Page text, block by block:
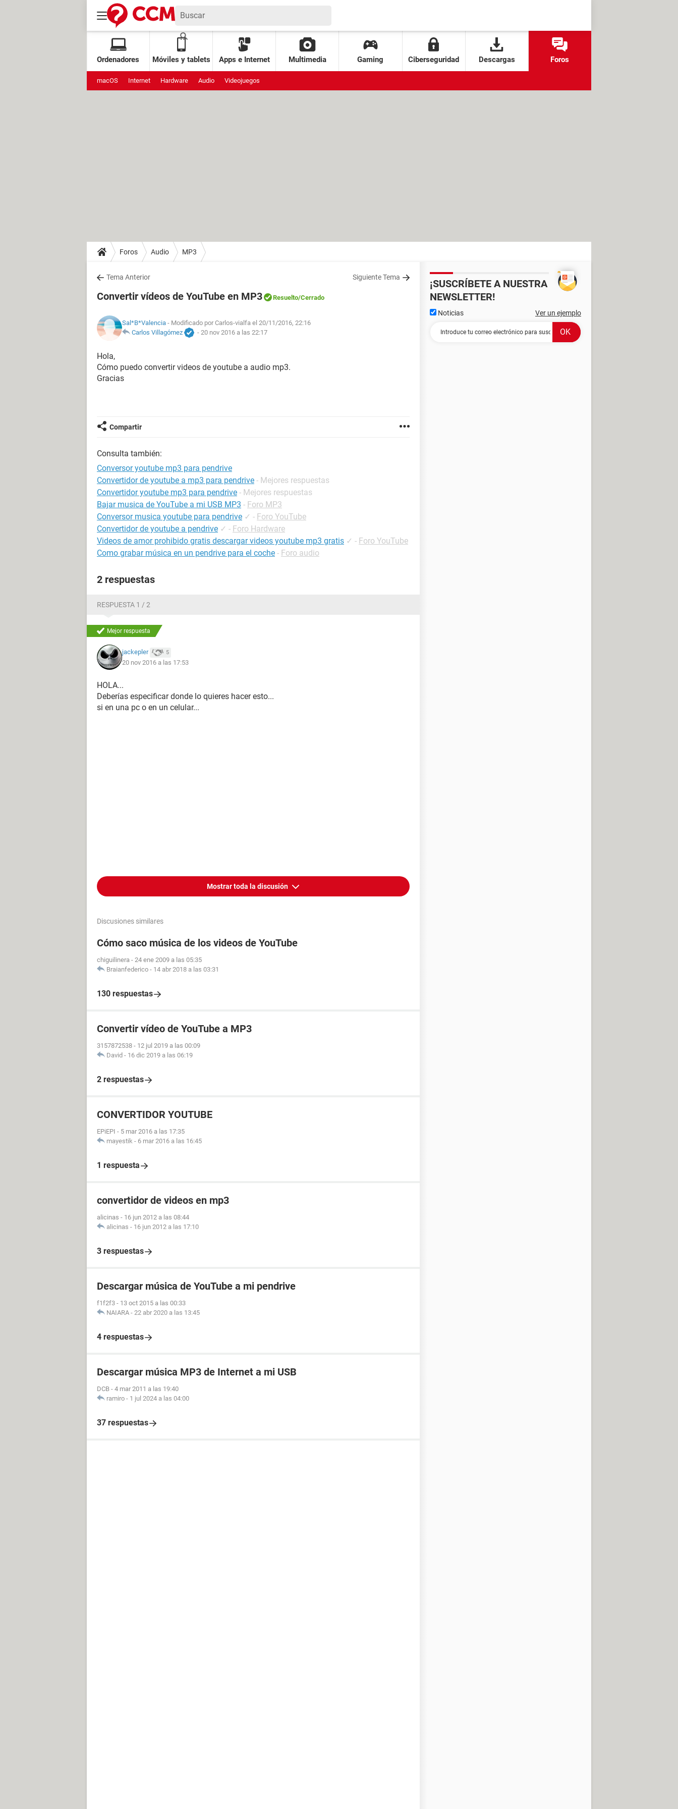
Ordenadores Móviles y tablets Apps e Internet Multimedia Gaming Ciberseguridad Descargas Foros
macOS Internet Hardware Audio Videojuegos
Foros Audio MP3
Tema Anterior Siguiente Tema
Convertir vídeos de YouTube en MP3 Resuelto/Cerrado
Sal*B*Valencia - Modificado por Carlos-vialfa el 20/11/2016, 22:16
Carlos Villagómez
- 20 nov 2016 a las 22:17
Hola,
Cómo puedo convertir videos de youtube a audio mp3.
Gracias
Compartir
Consulta también:
Conversor youtube mp3 para pendrive
Convertidor de youtube a mp3 para pendrive - Mejores respuestas
Convertidor youtube mp3 para pendrive - Mejores respuestas
Bajar musica de YouTube a mi USB MP3 - Foro MP3
Conversor musica youtube para pendrive ✓ - Foro YouTube
Convertidor de youtube a pendrive ✓ - Foro Hardware
Videos de amor prohibido gratis descargar videos youtube mp3 gratis ✓ - Foro YouTube
Como grabar música en un pendrive para el coche - Foro audio
2 respuestas
RESPUESTA 1 / 2
Mejor respuesta
jackepler 5
20 nov 2016 a las 17:53
HOLA...
Deberías especificar donde lo quieres hacer esto...
si en una pc o en un celular...
Mostrar toda la discusión
Discusiones similares
Cómo saco música de los videos de YouTube
chiguilinera - 24 ene 2009 a las 05:35
Braianfederico - 14 abr 2018 a las 03:31
130 respuestas
Convertir vídeo de YouTube a MP3
3157872538 - 12 jul 2019 a las 00:09
David - 16 dic 2019 a las 06:19
2 respuestas
CONVERTIDOR YOUTUBE
EPiEPI - 5 mar 2016 a las 17:35
mayestik - 6 mar 2016 a las 16:45
1 respuesta
convertidor de videos en mp3
alicinas - 16 jun 2012 a las 08:44
alicinas - 16 jun 2012 a las 17:10
3 respuestas
Descargar música de YouTube a mi pendrive
f1f2f3 - 13 oct 2015 a las 00:33
NAIARA - 22 abr 2020 a las 13:45
4 respuestas
Descargar música MP3 de Internet a mi USB
DCB - 4 mar 2011 a las 19:40
ramiro - 1 jul 2024 a las 04:00
37 respuestas
¡SUSCRÍBETE A NUESTRA
NEWSLETTER!
Noticias Ver un ejemplo